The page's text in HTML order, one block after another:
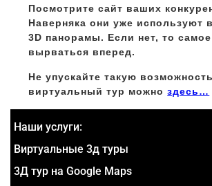
Посмотрите сайт ваших
Наверняка они уже используют
3D панорамы. Если нет, то
вырваться вперед.
Не упускайте такую
виртуальный тур можноздесь…
Наши услуги:
Виртуальные 3д туры
3Д тур на Google Maps